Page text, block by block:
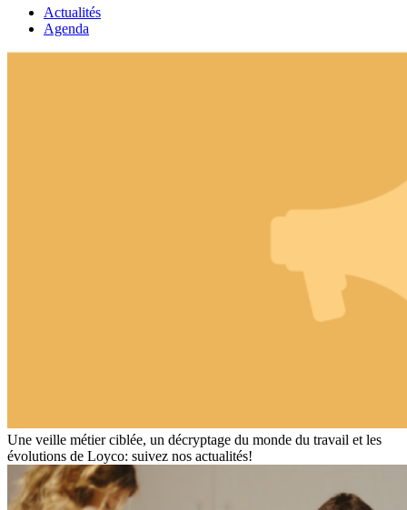
Actualités
Agenda
Une veille métier ciblée, un décryptage du monde du travail et les
évolutions de Loyco: suivez nos actualités!